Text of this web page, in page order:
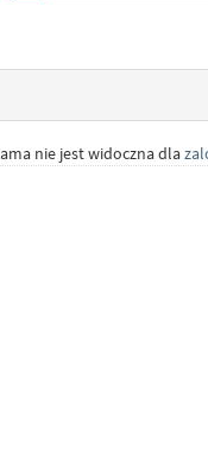
nie jest widoczna dla